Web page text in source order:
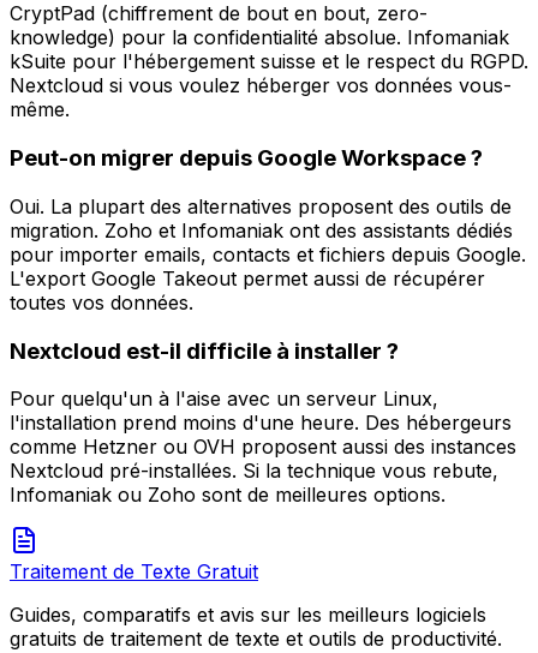
CryptPad (chiffrement de bout en bout, zero-
knowledge) pour la confidentialité absolue. Infomaniak
kSuite pour l'hébergement suisse et le respect du RGPD.
Nextcloud si vous voulez héberger vos données vous-
même.
Peut-on migrer depuis Google Workspace ?
Oui. La plupart des alternatives proposent des outils de
migration. Zoho et Infomaniak ont des assistants dédiés
pour importer emails, contacts et fichiers depuis Google.
L'export Google Takeout permet aussi de récupérer
toutes vos données.
Nextcloud est-il difficile à installer ?
Pour quelqu'un à l'aise avec un serveur Linux,
l'installation prend moins d'une heure. Des hébergeurs
comme Hetzner ou OVH proposent aussi des instances
Nextcloud pré-installées. Si la technique vous rebute,
Infomaniak ou Zoho sont de meilleures options.
Traitement de Texte Gratuit
Guides, comparatifs et avis sur les meilleurs logiciels
gratuits de traitement de texte et outils de productivité.